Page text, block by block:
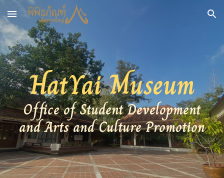
Skip to main content Skip to navigation
HatYai Museum
Office of Student Development
and Arts and Culture Promotion